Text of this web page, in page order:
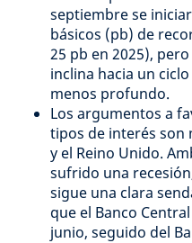
septiembre se
básicos (pb) de
25 pb en 2025),
inclina hacia un
menos profundo.
Los argumentos a
tipos de interés son
y el Reino Unido.
sufrido una
sigue una clara
que el Banco
junio, seguido del